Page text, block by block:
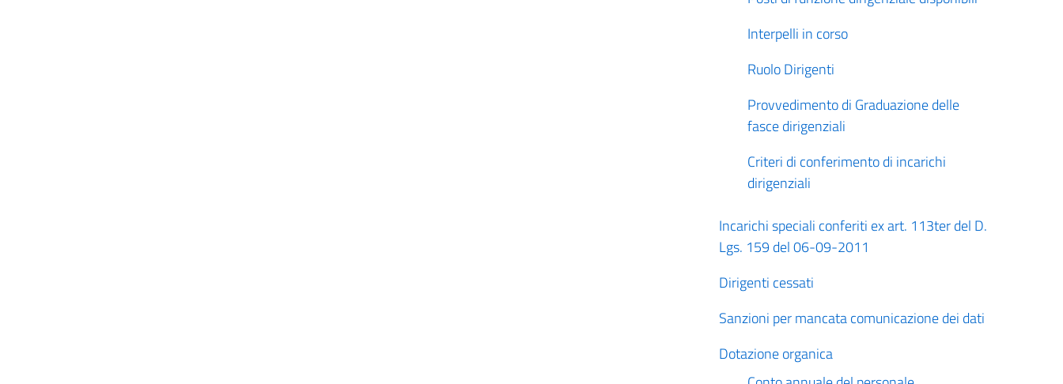
Interpelli in corso
Ruolo Dirigenti
Provvedimento di Graduazione delle
fasce dirigenziali
Criteri di conferimento di incarichi
dirigenziali
Incarichi speciali conferiti ex art. 113ter del D.
Lgs. 159 del 06-09-2011
Dirigenti cessati
Sanzioni per mancata comunicazione dei dati
Dotazione organica